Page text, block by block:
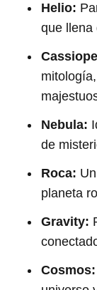
Helio:
que llena
Nebula:
de
Roca:
planeta
Gravity:
Cosmos: